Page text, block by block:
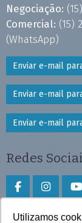
Utilizamos
Negociação:
Comercial: (15)
(WhatsApp)
Enviar e-mail
Enviar e-mail
Enviar e-mail
Redes